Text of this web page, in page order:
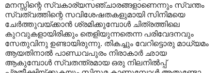
മനസ്സിന്റെ സ്വകാര്യസഞ്ചാരങ്ങളാണെന്നും സ്വന്തം
സ്വത്വത്തിന്റെ സവിശേഷതകളുമായി സിനിമയെ
ചേർത്തുവയ്ക്കാൻ ശ്രമിക്കുമ്പോൾ ചിത്രത്തിലെ
കുറവുകളായിരിക്കും തെളിയുന്നതെന്ന പരിവേദനവും
സേതുവിനു ഉണ്ടായിരുന്നു. തികച്ചും വേറിട്ടൊരു മാധ്യമം
ആയതിനാൽ പാണ്ഡവപുരം നിരാകാർ ഛായ
ആകുമ്പോൾ സ്വതന്ത്രമായ ഒരു നിലനിൽ‌പ്പ്